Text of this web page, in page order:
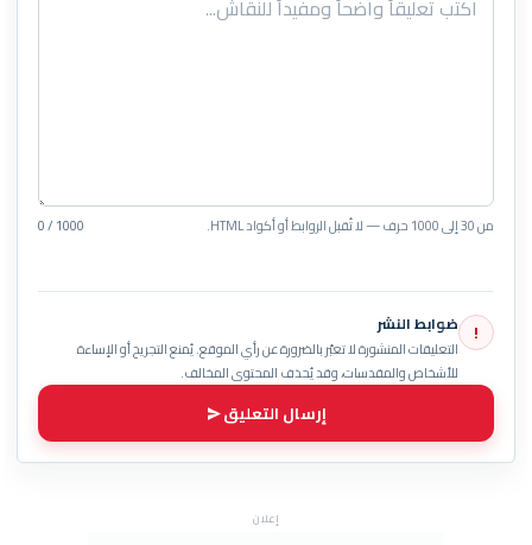
من 30 إلى 1000 حرف — لا تُقبل الروابط أو أكواد HTML. 0 / 1000
! ضوابط النشر
التعليقات المنشورة لا تعبّر بالضرورة عن رأي الموقع. يُمنع التجريح أو الإساءة
للأشخاص والمقدسات، وقد يُحذف المحتوى المخالف.
إرسال التعليق
إعلان